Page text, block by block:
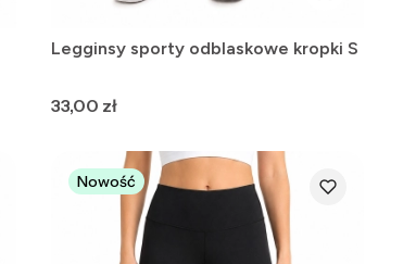
Legginsy sporty odblaskowe kropki S
Cena
33,00 zł
Nowość